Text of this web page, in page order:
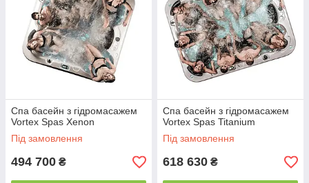
Спа басейн з гідромасажем
Vortex Spas Xenon
Під замовлення
494 700 ₴
Спа басейн з гідромасажем
Vortex Spas Titanium
Під замовлення
618 630 ₴